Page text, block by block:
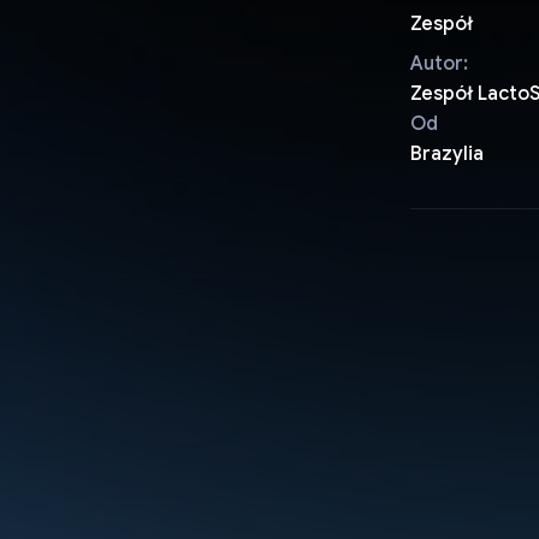
Zespół
Autor:
Zespół
Od
Brazylia